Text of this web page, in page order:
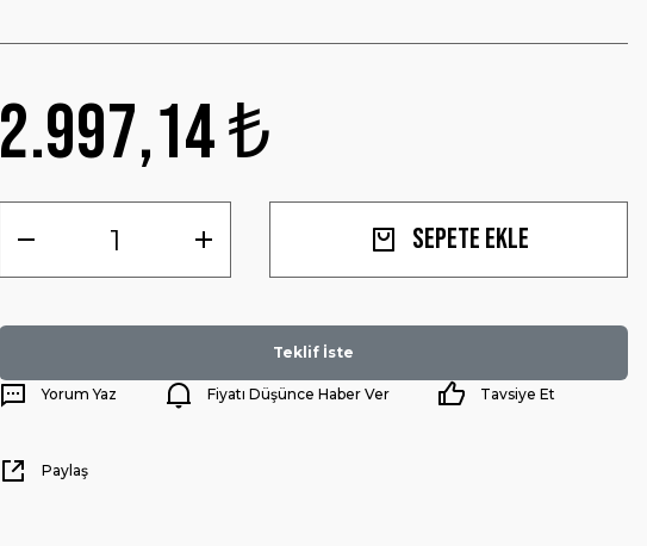
2.997,14 ₺
Sepete Ekle
Teklif İste
Yorum Yaz Fiyatı Düşünce Haber Ver Tavsiye Et
Paylaş